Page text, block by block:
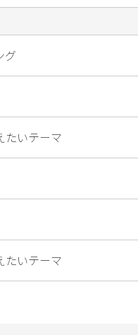
グ
たいテーマ
たいテーマ